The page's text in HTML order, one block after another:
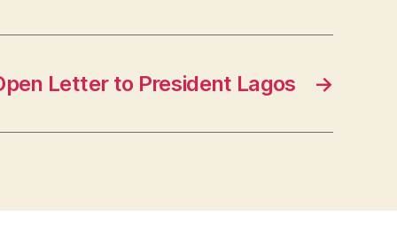
→
Letter to President Lagos